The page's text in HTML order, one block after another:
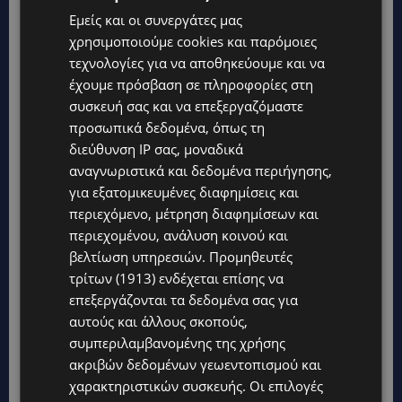
ΚΟΚΚΙΝΟΤΡΙΜΙΘΙΑ: Σκύλος στον δρόμο μέσα στη ζέστη – Το
καλοκαιρινό «κύμα» εγκατάλειψης ζώων και η ευθύνη που
δεν κάνει διακοπές
Ο κατασκευαστικός τομέας στην Κύπρο: Ισχυρή δυναμική εν
μέσω αβεβαιότητας
Εμείς και οι συνεργάτες μας
χρησιμοποιούμε cookies και παρόμοιες
τεχνολογίες για να αποθηκεύουμε και να
έχουμε πρόσβαση σε πληροφορίες στη
συσκευή σας και να επεξεργαζόμαστε
προσωπικά δεδομένα, όπως τη
διεύθυνση IP σας, μοναδικά
αναγνωριστικά και δεδομένα περιήγησης,
για εξατομικευμένες διαφημίσεις και
περιεχόμενο, μέτρηση διαφημίσεων και
περιεχομένου, ανάλυση κοινού και
βελτίωση υπηρεσιών. Προμηθευτές
τρίτων (1913) ενδέχεται επίσης να
επεξεργάζονται τα δεδομένα σας για
αυτούς και άλλους σκοπούς,
συμπεριλαμβανομένης της χρήσης
ακριβών δεδομένων γεωεντοπισμού και
χαρακτηριστικών συσκευής. Οι επιλογές